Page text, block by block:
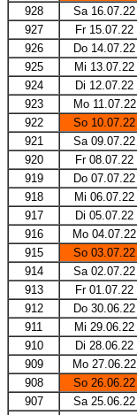
928
Sa 16.07.22
927
Fr 15.07.22
926
Do 14.07.22
925
Mi 13.07.22
924
Di 12.07.22
923
Mo 11.07.22
922
So 10.07.22
921
Sa 09.07.22
920
Fr 08.07.22
919
Do 07.07.22
918
Mi 06.07.22
917
Di 05.07.22
916
Mo 04.07.22
915
So 03.07.22
914
Sa 02.07.22
913
Fr 01.07.22
912
Do 30.06.22
911
Mi 29.06.22
910
Di 28.06.22
909
Mo 27.06.22
908
So 26.06.22
907
Sa 25.06.22